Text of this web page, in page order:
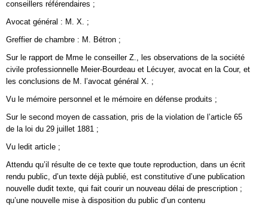
conseillers référendaires ;
Avocat général : M. X. ;
Greffier de chambre : M. Bétron ;
Sur le rapport de Mme le conseiller Z., les observations de la société
civile professionnelle Meier-Bourdeau et Lécuyer, avocat en la Cour, et
les conclusions de M. l’avocat général X. ;
Vu le mémoire personnel et le mémoire en défense produits ;
Sur le second moyen de cassation, pris de la violation de l’article 65
de la loi du 29 juillet 1881 ;
Vu ledit article ;
Attendu qu’il résulte de ce texte que toute reproduction, dans un écrit
rendu public, d’un texte déjà publié, est constitutive d’une publication
nouvelle dudit texte, qui fait courir un nouveau délai de prescription ;
qu’une nouvelle mise à disposition du public d’un contenu